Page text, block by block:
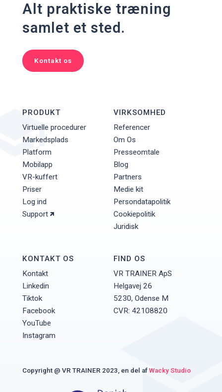
Alt praktiske træning
samlet et sted.
Kontakt os
PRODUKT
Virtuelle procedurer
Markedsplads
Platform
Mobilapp
VR-kuffert
Priser
Log ind
Support
VIRKSOMHED
Referencer
Om Os
Presseomtale
Blog
Partners
Medie kit
Persondatapolitik
Cookiepolitik
Juridisk
KONTAKT OS
Kontakt
Linkedin
Tiktok
Facebook
YouTube
Instagram
FIND OS
VR TRAINER ApS
Helgavej 26
5230, Odense M
CVR: 42108820
Copyright @ VR TRAINER 2023, en del af Wacky Studio